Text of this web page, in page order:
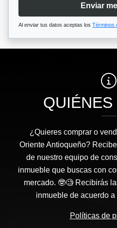
Enviar
Al enviar tus datos aceptas los Términos
¿Quieres comprar o
Oriente Antioqueño?
de nuestro equipo de
inmueble que buscas con
mercado. 🤓🧐 Recibirás
inmueble de acuerdo
Políticas de